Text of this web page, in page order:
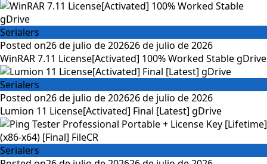
Serialers
Posted on26 de julio de 202626 de julio de 2026
WinRAR 7.11 License[Activated] 100% Worked Stable gDrive
Serialers
Posted on26 de julio de 202626 de julio de 2026
Lumion 11 License[Activated] Final [Latest] gDrive
Serialers